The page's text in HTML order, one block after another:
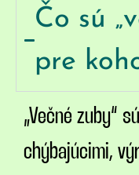
Čo sú
pre
„Večné zuby“
chýbajúcimi,